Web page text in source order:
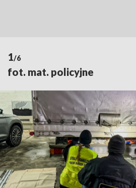
1/6
fot. mat. policyjne